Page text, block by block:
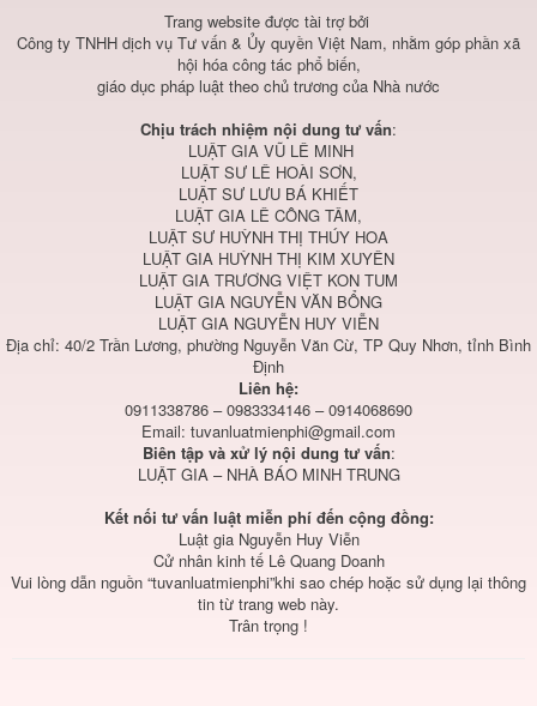
Trang website được tài trợ bởi
Công ty TNHH dịch vụ Tư vấn & Ủy quyền Việt Nam, nhằm góp phần xã
hội hóa công tác phổ biến,
giáo dục pháp luật theo chủ trương của Nhà nước
Chịu trách nhiệm nội dung tư vấn:
LUẬT GIA VŨ LÊ MINH
LUẬT SƯ LÊ HOÀI SƠN,
LUẬT SƯ LƯU BÁ KHIẾT
LUẬT GIA LÊ CÔNG TÂM,
LUẬT SƯ HUỲNH THỊ THÚY HOA
LUẬT GIA HUỲNH THỊ KIM XUYÊN
LUẬT GIA TRƯƠNG VIỆT KON TUM
LUẬT GIA NGUYỄN VĂN BỔNG
LUẬT GIA NGUYỄN HUY VIỄN
Địa chỉ: 40/2 Trần Lương, phường Nguyễn Văn Cừ, TP Quy Nhơn, tỉnh Bình
Định
Liên hệ:
0911338786 – 0983334146 – 0914068690
Email: tuvanluatmienphi@gmail.com
Biên tập và xử lý nội dung tư vấn:
LUẬT GIA – NHÀ BÁO MINH TRUNG
Kết nối tư vấn luật miễn phí đến cộng đồng:
Luật gia Nguyễn Huy Viễn
Cử nhân kinh tế Lê Quang Doanh
Vui lòng dẫn nguồn “tuvanluatmienphi”khi sao chép hoặc sử dụng lại thông
tin từ trang web này.
Trân trọng !